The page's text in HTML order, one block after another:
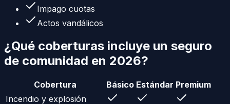
Impago cuotas
Actos vandálicos
¿Qué coberturas incluye un seguro
de comunidad en 2026?
Cobertura Básico Estándar Premium
Incendio y explosión